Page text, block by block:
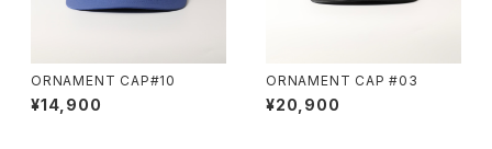
ORNAMENT CAP#10
¥14,900
ORNAMENT CAP #03
¥20,900